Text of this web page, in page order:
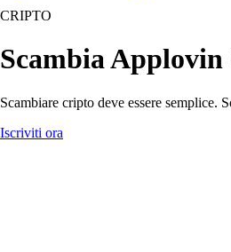
CRIPTO
Scambia
Scambiare cripto deve essere
Iscriviti ora